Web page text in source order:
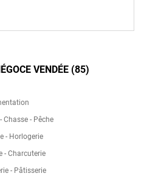
VENDÉE (85)
Chasse - Pêche
- Horlogerie
- Charcuterie
- Pâtisserie